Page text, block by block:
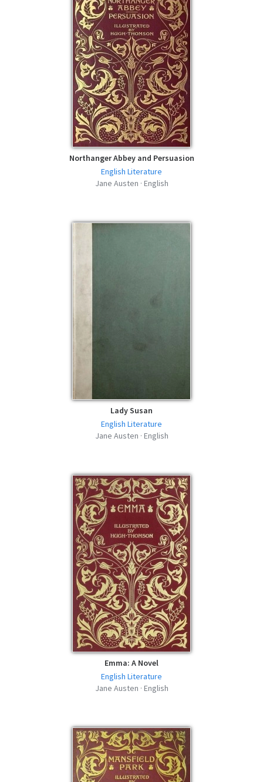
Northanger Abbey and Persuasion
English Literature
Jane Austen · English
Lady Susan
English Literature
Jane Austen · English
Emma: A Novel
English Literature
Jane Austen · English